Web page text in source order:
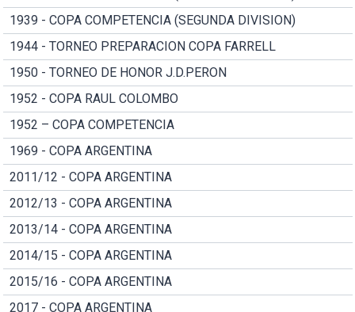
1939 - COPA COMPETENCIA (SEGUNDA DIVISION)
1944 - TORNEO PREPARACION COPA FARRELL
1950 - TORNEO DE HONOR J.D.PERON
1952 - COPA RAUL COLOMBO
1952 – COPA COMPETENCIA
1969 - COPA ARGENTINA
2011/12 - COPA ARGENTINA
2012/13 - COPA ARGENTINA
2013/14 - COPA ARGENTINA
2014/15 - COPA ARGENTINA
2015/16 - COPA ARGENTINA
2017 - COPA ARGENTINA